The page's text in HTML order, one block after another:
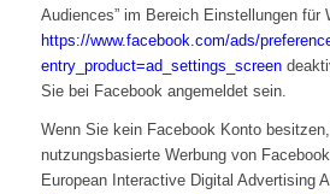
Audiences” im Bereich Einstellungen für
https://www.facebook.com/ads/
entry_product=ad_settings_screen
Sie bei Facebook angemeldet sein.
Wenn Sie kein Facebook Konto
nutzungsbasierte Werbung von
European Interactive Digital Advertising